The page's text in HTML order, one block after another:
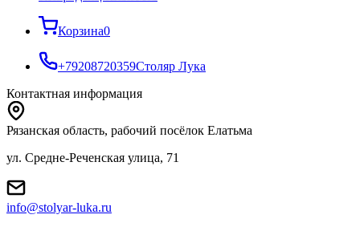
Корзина0
+79208720359Столяр Лука
Контактная информация
Рязанская область, рабочий посёлок Елатьма
ул. Средне-Реченская улица, 71
info@stolyar-luka.ru